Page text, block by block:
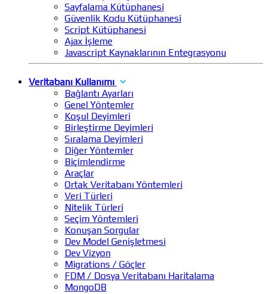
Sayfalama Kütüphanesi
Güvenlik Kodu Kütüphanesi
Script Kütüphanesi
Ajax İşleme
Javascript Kaynaklarının Entegrasyonu
Veritabanı Kullanımı
Bağlantı Ayarları
Genel Yöntemler
Koşul Deyimleri
Birleştirme Deyimleri
Sıralama Deyimleri
Diğer Yöntemler
Biçimlendirme
Araçlar
Ortak Veritabanı Yöntemleri
Veri Türleri
Nitelik Türleri
Seçim Yöntemleri
Konuşan Sorgular
Dev Model Genişletmesi
Dev Vizyon
Migrations / Göçler
FDM / Dosya Veritabanı Haritalama
MongoDB